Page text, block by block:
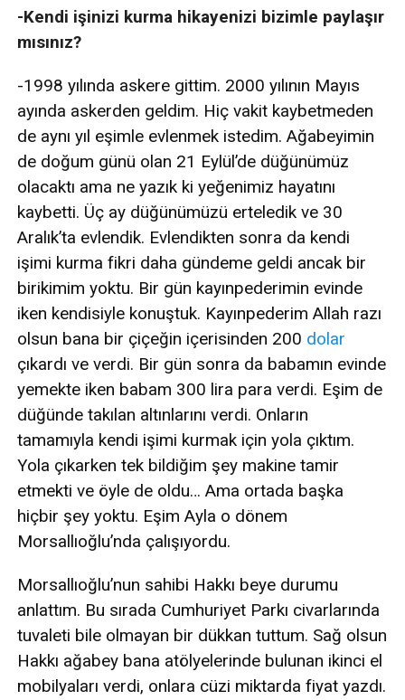
-Kendi işinizi kurma hikayenizi bizimle paylaşır
mısınız?
-1998 yılında askere gittim. 2000 yılının Mayıs
ayında askerden geldim. Hiç vakit kaybetmeden
de aynı yıl eşimle evlenmek istedim. Ağabeyimin
de doğum günü olan 21 Eylül’de düğünümüz
olacaktı ama ne yazık ki yeğenimiz hayatını
kaybetti. Üç ay düğünümüzü erteledik ve 30
Aralık’ta evlendik. Evlendikten sonra da kendi
işimi kurma fikri daha gündeme geldi ancak bir
birikimim yoktu. Bir gün kayınpederimin evinde
iken kendisiyle konuştuk. Kayınpederim Allah razı
olsun bana bir çiçeğin içerisinden 200 dolar
çıkardı ve verdi. Bir gün sonra da babamın evinde
yemekte iken babam 300 lira para verdi. Eşim de
düğünde takılan altınlarını verdi. Onların
tamamıyla kendi işimi kurmak için yola çıktım.
Yola çıkarken tek bildiğim şey makine tamir
etmekti ve öyle de oldu… Ama ortada başka
hiçbir şey yoktu. Eşim Ayla o dönem
Morsallıoğlu’nda çalışıyordu.
Morsallıoğlu’nun sahibi Hakkı beye durumu
anlattım. Bu sırada Cumhuriyet Parkı civarlarında
tuvaleti bile olmayan bir dükkan tuttum. Sağ olsun
Hakkı ağabey bana atölyelerinde bulunan ikinci el
mobilyaları verdi, onlara cüzi miktarda fiyat yazdı.